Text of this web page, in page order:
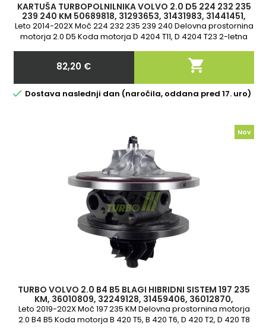
KARTUŠA TURBOPOLNILNIKA VOLVO 2.0 D5 224 232 235
239 240 KM 50689818, 31293653, 31431983, 31441451,
31459963, 18539700022, 18539
Leto 2014-202X Moč 224 232 235 239 240 Delovna prostornina
motorja 2.0 D5 Koda motorja D 4204 T11, D 4204 T23 2-letna
Cena
82,20 € 
 Dostava naslednji dan (naročila, oddana pred 17. uro)
Nov
TURBO VOLVO 2.0 B4 B5 BLAGI HIBRIDNI SISTEM 197 235
KM, 36010809, 32249128, 31459406, 36012870,
32240057, 36003251, 32240507, 10
Leto 2019-202X Moč 197 235 KM Delovna prostornina motorja
2.0 B4 B5 Koda motorja B 420 T5, B 420 T6, D 420 T2, D 420 T8